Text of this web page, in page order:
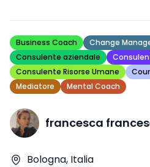
Business Coach Change
Consulente aziendale
Consulente Risorse Umane
Mediatore
Mental Coach
francesca
Bologna, Italia